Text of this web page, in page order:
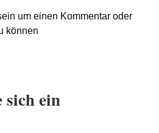
um einen Kommentar oder
können
sich ein